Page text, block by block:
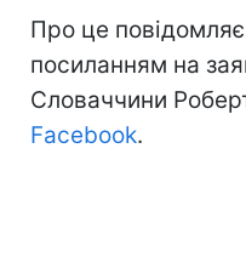
Про це повідомляє
посиланням на
Словаччини
Facebook.